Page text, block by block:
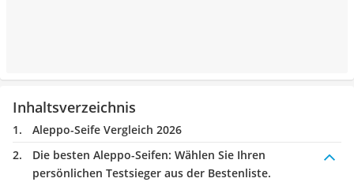
Inhaltsverzeichnis
Aleppo-Seife Vergleich 2026
Die besten Aleppo-Seifen: Wählen Sie Ihren
persönlichen Testsieger aus der Bestenliste.